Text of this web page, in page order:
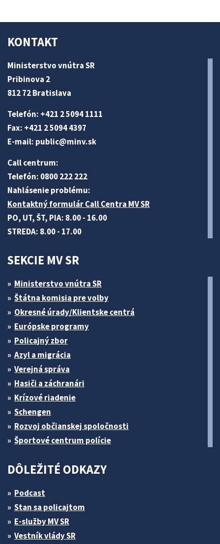
KONTAKT
Ministerstvo vnútra SR
Pribinova 2
812 72 Bratislava
Telefón: +421 2 5094 1111
Fax: +421 2 5094 4397
E-mail: public@minv.sk
Call centrum:
Telefón: 0800 222 222
Nahlásenie problému:
Kontaktný formulár Call Centra MV SR
PO, UT, ŠT, PIA: 8.00 - 16.00
STREDA: 8.00 - 17.00
SEKCIE MV SR
Ministerstvo vnútra SR
Štátna komisia pre volby
Okresné úrady/Klientske centrá
Európske programy
Policajný zbor
Azyl a migrácia
Verejná správa
Hasiči a záchranári
Krízové riadenie
Schengen
Rozvoj občianskej spoločnosti
Športové centrum polície
DÔLEŽITÉ ODKAZY
Podcast
Stan sa policajtom
E-služby MV SR
Vestník vlády SR